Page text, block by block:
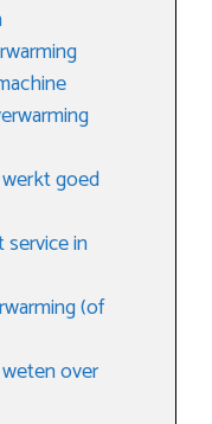
goed
in
(of
over